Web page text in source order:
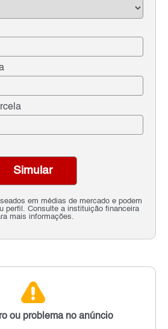
em médias de mercado e podem
perfil. Consulte a instituição financeira
mais informações.
Simular
ou problema no anúncio